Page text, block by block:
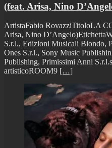
(feat. Arisa, Nino
ArtistaFabio RovazziTitoloLA
Arisa, Nino
S.r.l., Edizioni Musicali Biondo,
Ones S.r.l., Sony Music
Publishing, Primissimi Anni
artisticoROOM9 […]